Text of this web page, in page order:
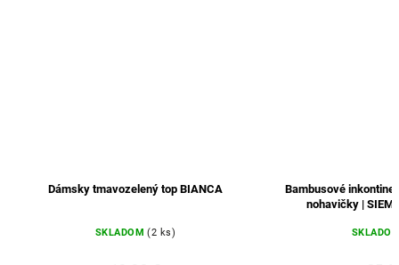
top BIANCA
Bambusové inkontinenčné a menštruačné
nohavičky | SIEMA - tmavozelené